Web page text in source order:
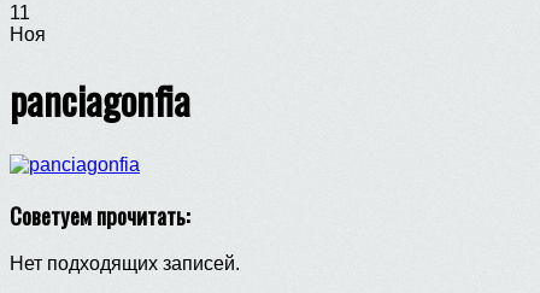
11
Ноя
panciagonfia
Советуем прочитать:
Нет подходящих записей.